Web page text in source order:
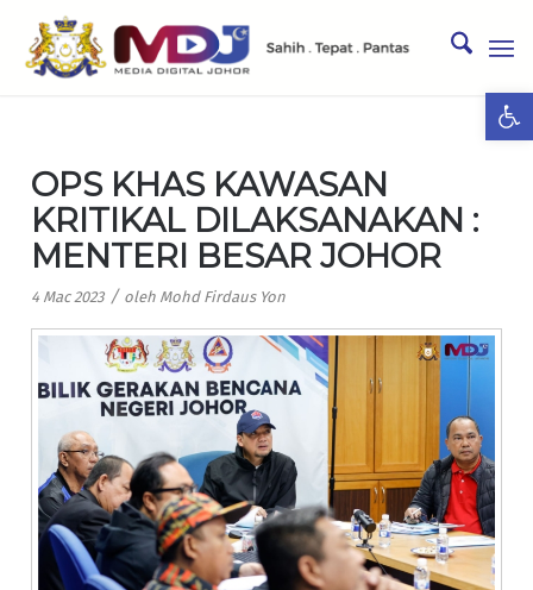
OPS KHAS KAWASAN
KRITIKAL DILAKSANAKAN :
MENTERI BESAR JOHOR
4 Mac 2023 / oleh Mohd Firdaus Yon